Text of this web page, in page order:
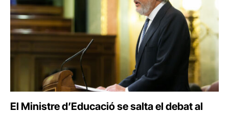
El Ministre d’Educació se salta el debat al